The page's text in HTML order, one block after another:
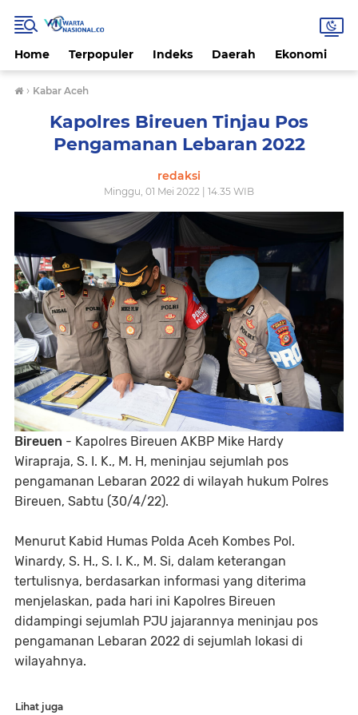
Home Terpopuler Indeks Daerah Ekonomi
› Kabar Aceh
Kapolres Bireuen Tinjau Pos
Pengamanan Lebaran 2022
redaksi
Minggu, 01 Mei 2022 | 14.35 WIB
Bireuen - Kapolres Bireuen AKBP Mike Hardy
Wirapraja, S. I. K., M. H, meninjau sejumlah pos
pengamanan Lebaran 2022 di wilayah hukum Polres
Bireuen, Sabtu (30/4/22).
Menurut Kabid Humas Polda Aceh Kombes Pol.
Winardy, S. H., S. I. K., M. Si, dalam keterangan
tertulisnya, berdasarkan informasi yang diterima
menjelaskan, pada hari ini Kapolres Bireuen
didampingi sejumlah PJU jajarannya meninjau pos
pengamanan Lebaran 2022 di sejumlah lokasi di
wilayahnya.
Lihat juga